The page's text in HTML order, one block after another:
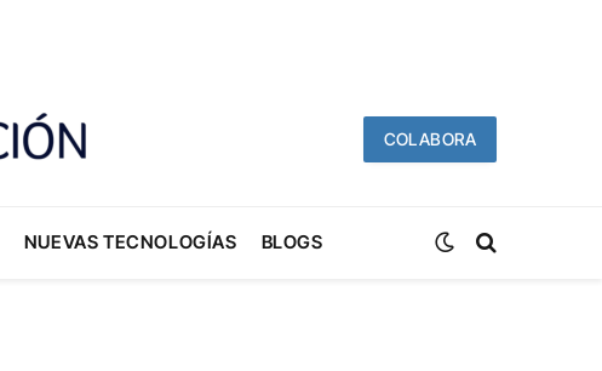
COLABORA
NUEVAS TECNOLOGÍAS BLOGS